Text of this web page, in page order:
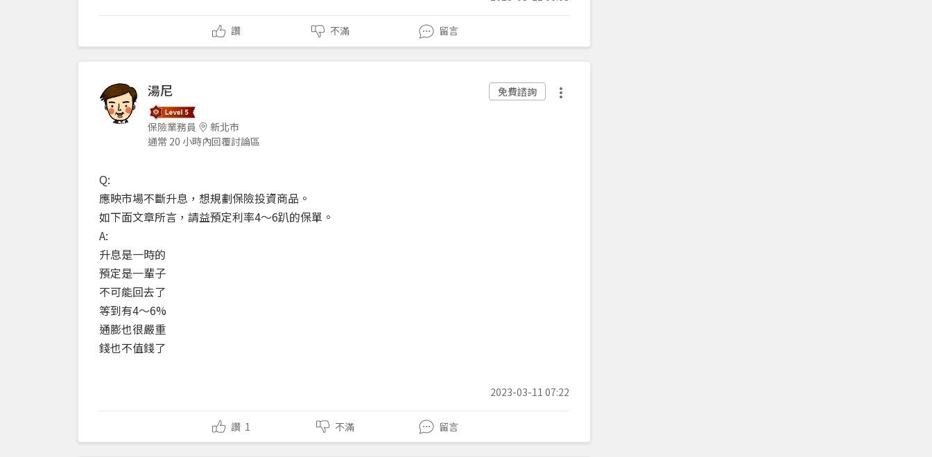
讚 不滿 留言
湯尼
保險業務員
新北市
通常 20 小時內回覆討論區
免費諮詢
Q:
應映市場不斷升息，想規劃保險投資商品。
如下面文章所言，請益預定利率4～6趴的保單。
A:
升息是一時的
預定是一輩子
不可能回去了
等到有4～6%
通膨也很嚴重
錢也不值錢了
2023-03-11 07:22
讚 1 不滿 留言